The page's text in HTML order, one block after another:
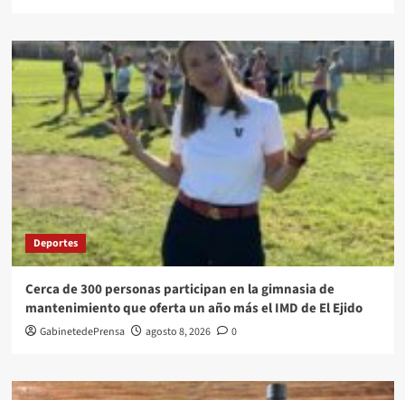
Deportes
Cerca de 300 personas participan en la gimnasia de
mantenimiento que oferta un año más el IMD de El Ejido
GabinetedePrensa agosto 8, 2026 0